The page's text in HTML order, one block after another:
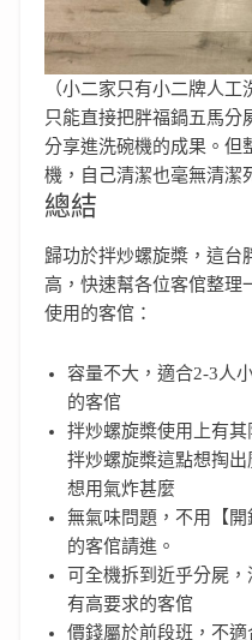
（小二家只有小二牌人
只能直接把胖福鍋五馬分
分享進洗碗機的成果。但
機，自己清潔也毫無清潔
總結
歸功於拌炒螺旋槳，這台
高，快速幫各位客倌整理
使用的客倌：
容量不大，適合2-3人
的客倌
拌炒螺旋槳使用上有
拌炒螺旋槳這點想掏
想用氣炸甚麼
無氣味問題，不用【
的客倌請進。
可全機拆到近乎分屍
有高要求的客倌
價錢屬於前段班，不